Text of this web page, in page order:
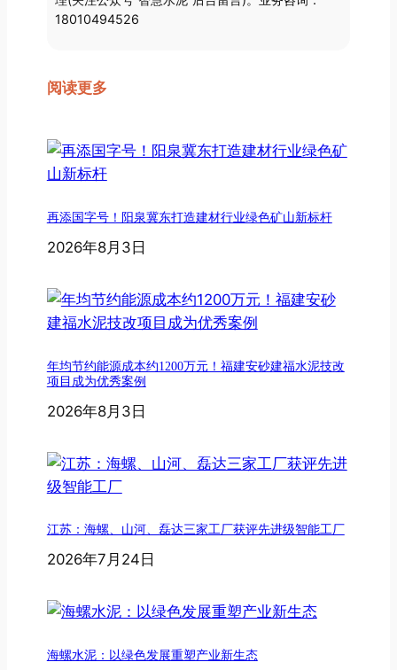
18010494526
阅读更多
再添国字号！阳泉冀东打造建材行业绿色矿山新标杆
2026年8月3日
年均节约能源成本约1200万元！福建安砂建福水泥技改
项目成为优秀案例
2026年8月3日
江苏：海螺、山河、磊达三家工厂获评先进级智能工厂
2026年7月24日
海螺水泥：以绿色发展重塑产业新生态